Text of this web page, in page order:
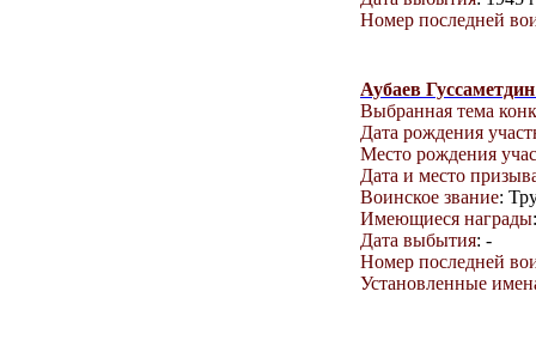
Номер последней
Аубаев
Выбранная тема
Дата рождения
Место рождения
Дата и место
Воинское звание:
Имеющиеся награды
Дата выбытия: -
Номер последней
Установленные